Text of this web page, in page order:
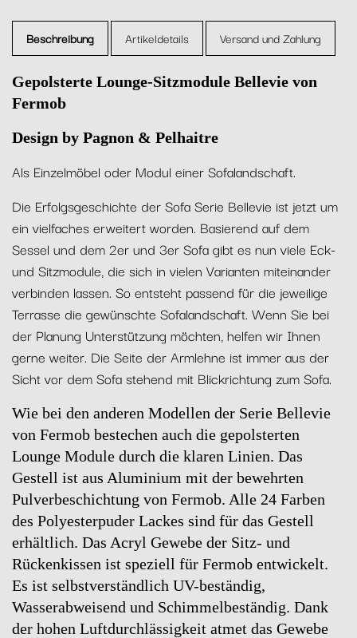
Beschreibung Artikeldetails Versand und Zahlung
Gepolsterte Lounge-Sitzmodule Bellevie von
Fermob
Design by Pagnon & Pelhaitre
Als Einzelmöbel oder Modul einer Sofalandschaft.
Die Erfolgsgeschichte der Sofa Serie Bellevie ist jetzt um
ein vielfaches erweitert worden. Basierend auf dem
Sessel und dem 2er und 3er Sofa gibt es nun viele Eck-
und Sitzmodule, die sich in vielen Varianten miteinander
verbinden lassen. So entsteht passend für die jeweilige
Terrasse die gewünschte Sofalandschaft. Wenn Sie bei
der Planung Unterstützung möchten, helfen wir Ihnen
gerne weiter. Die Seite der Armlehne ist immer aus der
Sicht vor dem Sofa stehend mit Blickrichtung zum Sofa.
Wie bei den anderen Modellen der Serie Bellevie
von Fermob bestechen auch die gepolsterten
Lounge Module durch die klaren Linien. Das
Gestell ist aus Aluminium mit der bewehrten
Pulverbeschichtung von Fermob. Alle 24 Farben
des Polyesterpuder Lackes sind für das Gestell
erhältlich. Das Acryl Gewebe der Sitz- und
Rückenkissen ist speziell für Fermob entwickelt.
Es ist selbstverständlich UV-beständig,
Wasserabweisend und Schimmelbeständig. Dank
der hohen Luftdurchlässigkeit atmet das Gewebe